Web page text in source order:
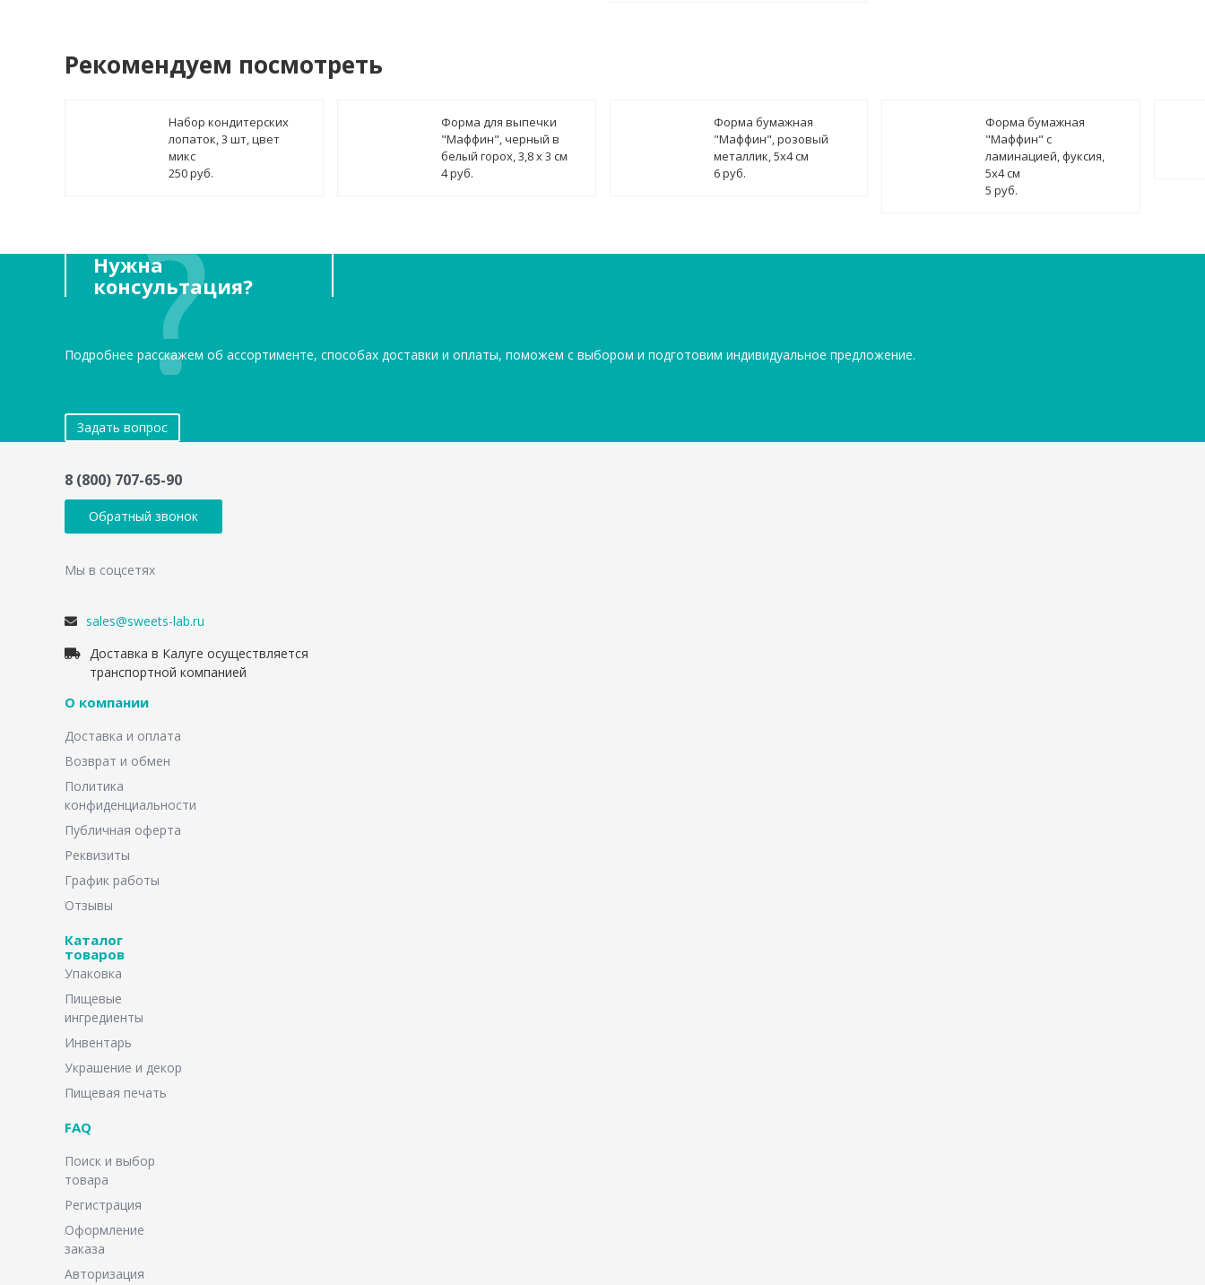
Рекомендуем посмотреть
Набор кондитерских
лопаток, 3 шт, цвет
микс
250 руб.
Форма для выпечки
"Маффин", черный в
белый горох, 3,8 х 3 см
4 руб.
Форма бумажная
"Маффин", розовый
металлик, 5х4 см
6 руб.
Форма бумажная
"Маффин" с
ламинацией, фуксия,
5х4 см
5 руб.
Нужна
консультация?
Подробнее расскажем об ассортименте, способах доставки и оплаты, поможем с выбором и подготовим индивидуальное предложение.
Задать вопрос
8 (800) 707-65-90
Обратный звонок
Мы в соцсетях
sales@sweets-lab.ru
Доставка в Калуге осуществляется
транспортной компанией
О компании
Доставка и оплата
Возврат и обмен
Политика
конфиденциальности
Публичная оферта
Реквизиты
График работы
Отзывы
Каталог
товаров
Упаковка
Пищевые
ингредиенты
Инвентарь
Украшение и декор
Пищевая печать
FAQ
Поиск и выбор
товара
Регистрация
Оформление
заказа
Авторизация